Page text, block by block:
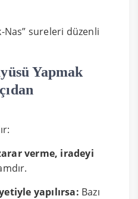
Nas” sureleri düzenli
Yapmak
verme, iradeyi
yapılırsa: Bazı